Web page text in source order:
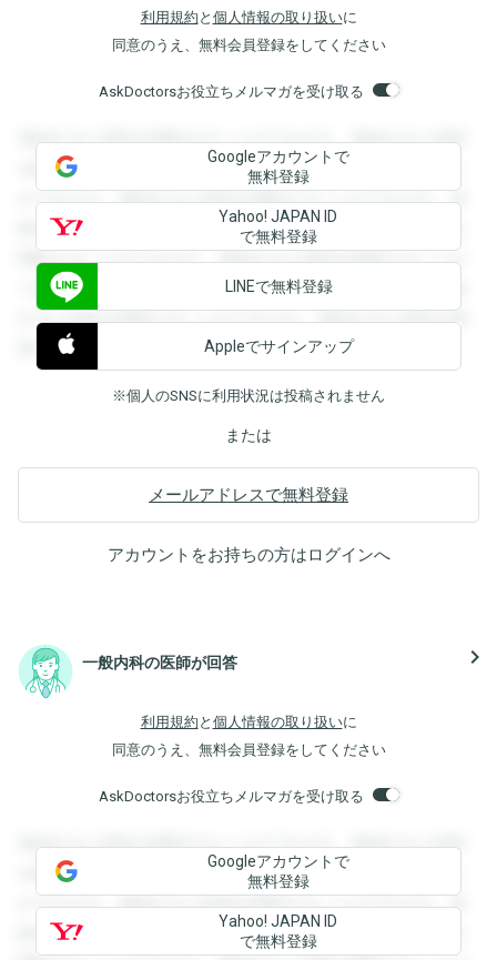
利用規約 と 個人情報の取り扱いに
同意のうえ、無料会員登録をしてください
AskDoctorsお役立ちメルマガを受け取る
登録すると回答を閲覧することができます。登録すると回答
を閲覧することができます。登録すると回答を閲覧すること
ができます。登録すると回答を閲覧することができます。登
録すると回答を閲覧することができます。登録すると回答を
閲覧することができます。登録すると回答を閲覧することが
できます。登録すると回答を閲覧することができます。登録
すると回答を閲覧することができます。登録すると回答を閲
覧することができます。
Googleアカウントで
無料登録
Yahoo! JAPAN ID
で無料登録
LINEで無料登録
Appleでサインアップ
※個人のSNSに利用状況は投稿されません
または
メールアドレスで無料登録
アカウントをお持ちの方はログインへ
一般内科の医師が回答 navigate_next
利用規約 と 個人情報の取り扱いに
同意のうえ、無料会員登録をしてください
AskDoctorsお役立ちメルマガを受け取る
登録すると回答を閲覧することができます。登録すると回答
を閲覧することができます。登録すると回答を閲覧すること
ができます。登録すると回答を閲覧することができます。登
録すると回答を閲覧することができます。登録すると回答を
Googleアカウントで
無料登録
Yahoo! JAPAN ID
で無料登録